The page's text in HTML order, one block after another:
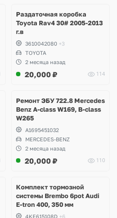
Раздаточная коробка
Toyota Rav4 30# 2005-2013
г.в
3610042080 +3
TOYOTA
2 месяца назад
20,000 ₽ 114
Ремонт ЭБУ 722.8 Mercedes
Benz A-class W169, B-class
W265
A1695451032
MERCEDES-BENZ
2 месяца назад
20,000 ₽ 110
Комплект тормозной
системы Brembo 6pot Audi
E-tron 400, 350 мм
4KE615108D +6